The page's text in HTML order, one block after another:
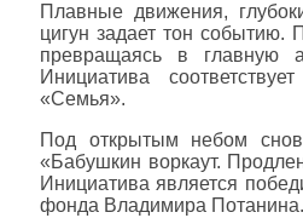
Плавные движения,
цигун задает тон
превращаясь в главную
Инициатива
«Семья».
Под открытым небом
«Бабушкин воркаут.
Инициатива является
фонда Владимира Потанина.